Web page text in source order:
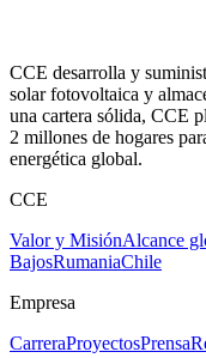
CCE desarrolla y
solar fotovoltaica y
una cartera sólida, CCE
2 millones de hogares
energética global.
CCE
Valor y MisiónAlcance
BajosRumaniaChile
Empresa
CarreraProyectosPrensa